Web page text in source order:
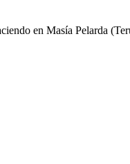
en Masía Pelarda